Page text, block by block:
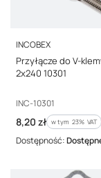
PRODUCENT
INCOBEX
Przyłącze do V-
2x240 10301
Kod producenta
INC-10301
Cena brutto
8,20 zł w tym %s VAT
w tym 23% VAT
Dostępność: